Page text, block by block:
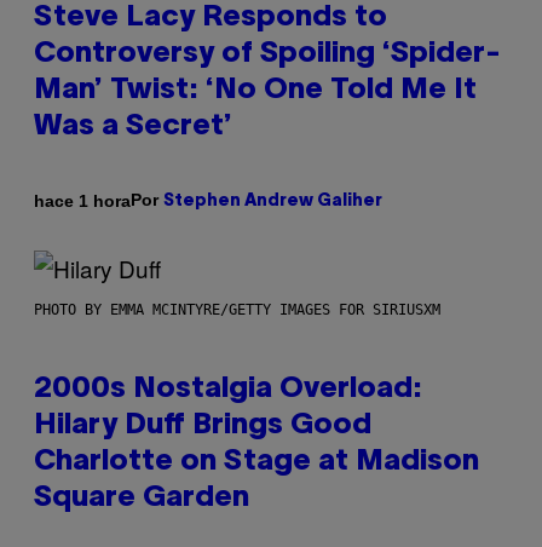
Steve Lacy Responds to
Controversy of Spoiling ‘Spider-
Man’ Twist: ‘No One Told Me It
Was a Secret’
hace 1 horaPor Stephen Andrew Galiher
PHOTO BY EMMA MCINTYRE/GETTY IMAGES FOR SIRIUSXM
2000s Nostalgia Overload:
Hilary Duff Brings Good
Charlotte on Stage at Madison
Square Garden